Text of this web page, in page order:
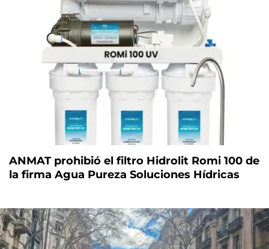
ANMAT prohibió el filtro Hidrolit Romi 100 de
la firma Agua Pureza Soluciones Hídricas